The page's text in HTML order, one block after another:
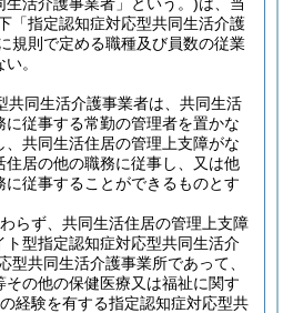
「指定認知症対応型共同生活介護
規則で定める職種及び員数の従業
。
共同生活介護事業者は、共同生活
従事する常勤の管理者を置かな
、共同生活住居の管理上支障がな
住居の他の職務に従事し、又は他
従事することができるものとす
らず、共同生活住居の管理上支障
型指定認知症対応型共同生活介
型共同生活介護事業所であって、
の他の保健医療又は福祉に関す
経験を有する指定認知症対応型共